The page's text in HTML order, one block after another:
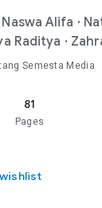
Naswa Alifa ·
Raditya ·
Semesta Media
81
Pages